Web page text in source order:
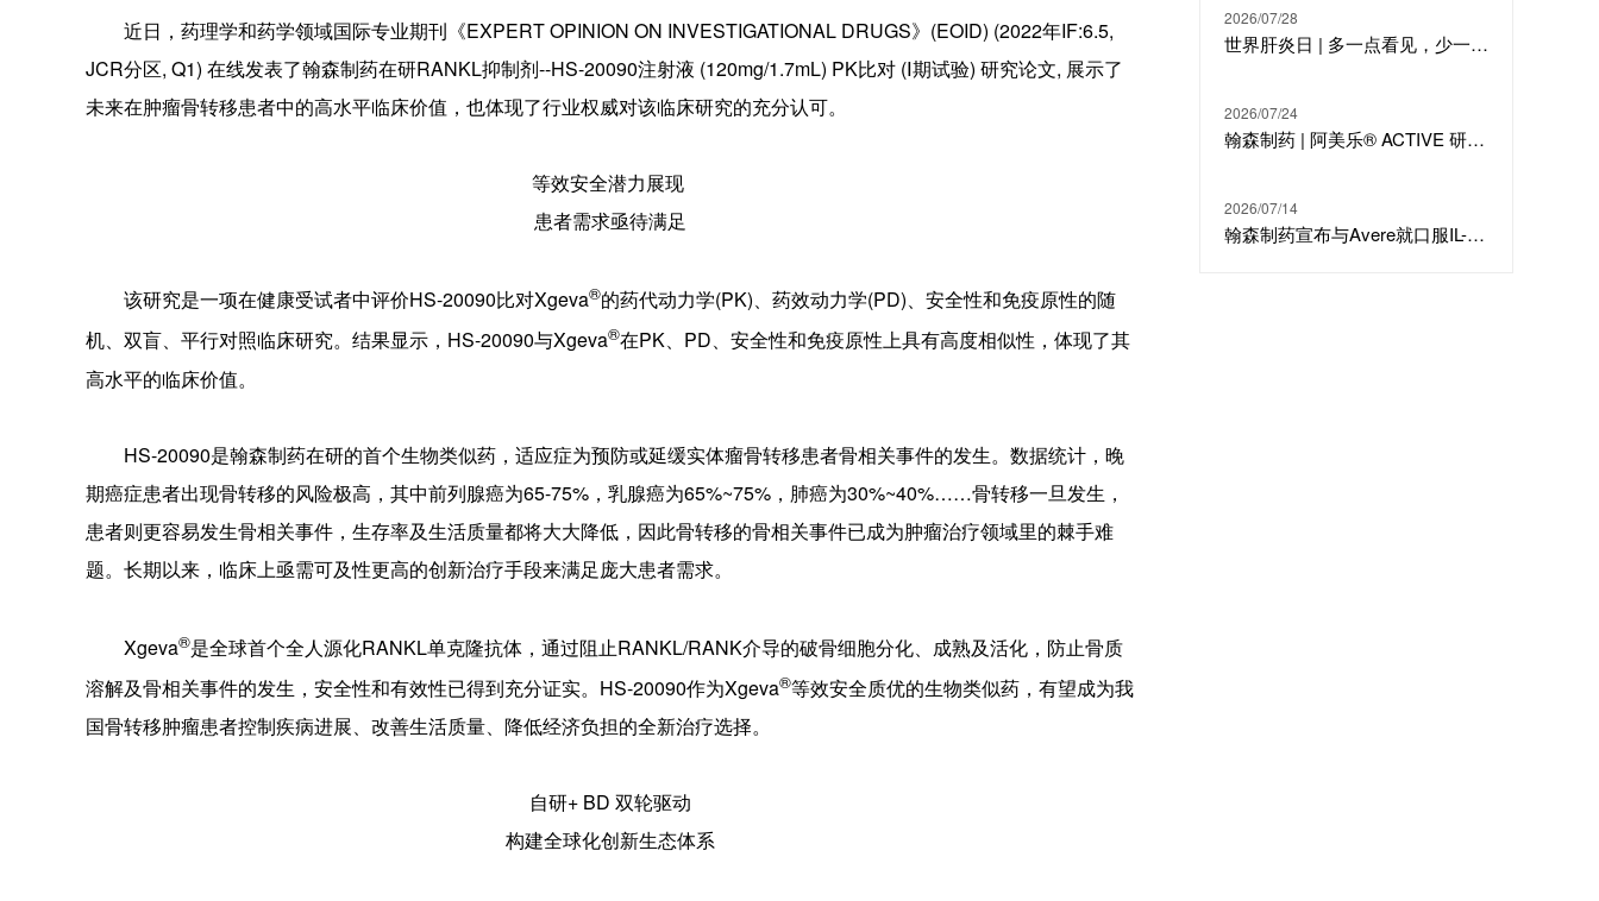
近日，药理学和药学领域国际专业期刊《EXPERT OPINION ON INVESTIGATIONAL DRUGS》(EOID) (2022年IF:6.5,
JCR分区, Q1) 在线发表了翰森制药在研RANKL抑制剂--HS-20090注射液 (120mg/1.7mL) PK比对 (Ⅰ期试验) 研究论文, 展示了
未来在肿瘤骨转移患者中的高水平临床价值，也体现了行业权威对该临床研究的充分认可。
等效安全潜力展现
患者需求亟待满足
该研究是一项在健康受试者中评价HS-20090比对Xgeva®的药代动力学(PK)、药效动力学(PD)、安全性和免疫原性的随
机、双盲、平行对照临床研究。结果显示，HS-20090与Xgeva®在PK、PD、安全性和免疫原性上具有高度相似性，体现了其
高水平的临床价值。
HS-20090是翰森制药在研的首个生物类似药，适应症为预防或延缓实体瘤骨转移患者骨相关事件的发生。数据统计，晚
期癌症患者出现骨转移的风险极高，其中前列腺癌为65-75%，乳腺癌为65%~75%，肺癌为30%~40%……骨转移一旦发生，
患者则更容易发生骨相关事件，生存率及生活质量都将大大降低，因此骨转移的骨相关事件已成为肿瘤治疗领域里的棘手难
题。长期以来，临床上亟需可及性更高的创新治疗手段来满足庞大患者需求。
Xgeva®是全球首个全人源化RANKL单克隆抗体，通过阻止RANKL/RANK介导的破骨细胞分化、成熟及活化，防止骨质
溶解及骨相关事件的发生，安全性和有效性已得到充分证实。HS-20090作为Xgeva®等效安全质优的生物类似药，有望成为我
国骨转移肿瘤患者控制疾病进展、改善生活质量、降低经济负担的全新治疗选择。
自研+ BD 双轮驱动
构建全球化创新生态体系
2026/07/28
世界肝炎日 | 多一点看见，少一点偏见，科学治疗才是打败乙肝的最强答案
2026/07/24
翰森制药 | 阿美乐® ACTIVE 研究在线发表于国际期刊 JTO
2026/07/14
翰森制药宣布与Avere就口服IL-23候选分子HS-20118达成许可合作及战略投资